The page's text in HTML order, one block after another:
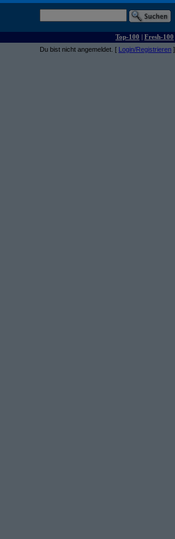
Top-100 | Fresh-100
Du bist nicht angemeldet. [ Login/Registrieren ]